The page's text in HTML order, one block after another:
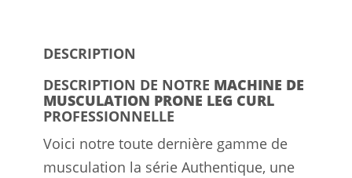
DESCRIPTION
DESCRIPTION DE NOTRE MACHINE DE
MUSCULATION PRONE LEG CURL
PROFESSIONNELLE
Voici notre toute dernière gamme de
musculation la série Authentique, une